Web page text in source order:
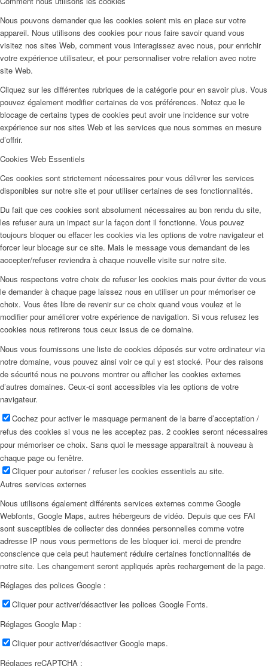
Nous pouvons demander que les cookies soient mis en place sur votre
appareil. Nous utilisons des cookies pour nous faire savoir quand vous
visitez nos sites Web, comment vous interagissez avec nous, pour enrichir
votre expérience utilisateur, et pour personnaliser votre relation avec notre
site Web.
Cliquez sur les différentes rubriques de la catégorie pour en savoir plus. Vous
pouvez également modifier certaines de vos préférences. Notez que le
blocage de certains types de cookies peut avoir une incidence sur votre
expérience sur nos sites Web et les services que nous sommes en mesure
d’offrir.
Cookies Web Essentiels
Ces cookies sont strictement nécessaires pour vous délivrer les services
disponibles sur notre site et pour utiliser certaines de ses fonctionnalités.
Du fait que ces cookies sont absolument nécessaires au bon rendu du site,
les refuser aura un impact sur la façon dont il fonctionne. Vous pouvez
toujours bloquer ou effacer les cookies via les options de votre navigateur et
forcer leur blocage sur ce site. Mais le message vous demandant de les
accepter/refuser reviendra à chaque nouvelle visite sur notre site.
Nous respectons votre choix de refuser les cookies mais pour éviter de vous
le demander à chaque page laissez nous en utiliser un pour mémoriser ce
choix. Vous êtes libre de revenir sur ce choix quand vous voulez et le
modifier pour améliorer votre expérience de navigation. Si vous refusez les
cookies nous retirerons tous ceux issus de ce domaine.
Nous vous fournissons une liste de cookies déposés sur votre ordinateur via
notre domaine, vous pouvez ainsi voir ce qui y est stocké. Pour des raisons
de sécurité nous ne pouvons montrer ou afficher les cookies externes
d’autres domaines. Ceux-ci sont accessibles via les options de votre
navigateur.
Cochez pour activer le masquage permanent de la barre d’acceptation /
refus des cookies si vous ne les acceptez pas. 2 cookies seront nécessaires
pour mémoriser ce choix. Sans quoi le message apparaitrait à nouveau à
chaque page ou fenêtre.
Cliquer pour autoriser / refuser les cookies essentiels au site.
Autres services externes
Nous utilisons également différents services externes comme Google
Webfonts, Google Maps, autres hébergeurs de vidéo. Depuis que ces FAI
sont susceptibles de collecter des données personnelles comme votre
adresse IP nous vous permettons de les bloquer ici. merci de prendre
conscience que cela peut hautement réduire certaines fonctionnalités de
notre site. Les changement seront appliqués après rechargement de la page.
Réglages des polices Google :
Cliquer pour activer/désactiver les polices Google Fonts.
Réglages Google Map :
Cliquer pour activer/désactiver Google maps.
Réglages reCAPTCHA :